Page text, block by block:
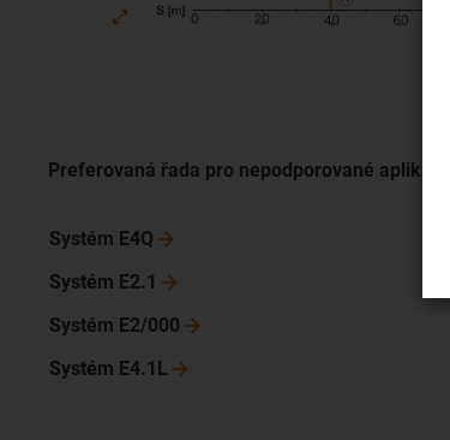
Preferovaná řada pro nepodporované aplikace
Systém E4Q
Systém E2.1
Systém E2/000
Systém E4.1L